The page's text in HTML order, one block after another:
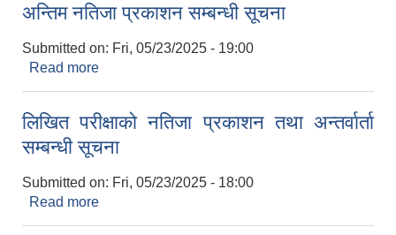
अन्तिम नतिजा प्रकाशन सम्बन्धी सूचना
Submitted on: Fri, 05/23/2025 - 19:00
Read more
लिखित परीक्षाको नतिजा प्रकाशन तथा अन्तर्वार्ता
सम्बन्धी सूचना
Submitted on: Fri, 05/23/2025 - 18:00
Read more